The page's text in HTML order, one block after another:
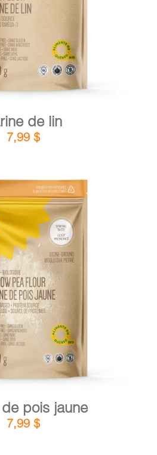
de lin
7,99 $
PANIER / DÉTAILS
pois jaune
7,99 $